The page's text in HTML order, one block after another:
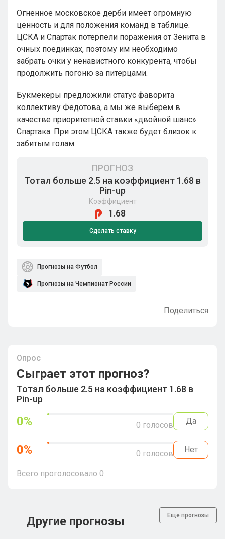
Огненное московское дерби имеет огромную
ценность и для положения команд в таблице.
ЦСКА и Спартак потерпели поражения от Зенита в
очных поединках, поэтому им необходимо
забрать очки у ненавистного конкурента, чтобы
продолжить погоню за питерцами.
Букмекеры предложили статус фаворита
коллективу Федотова, а мы же выберем в
качестве приоритетной ставки «двойной шанс»
Спартака. При этом ЦСКА также будет близок к
забитым голам.
ПРОГНОЗ
Тотал больше 2.5 на коэффициент 1.68 в
Pin-up
Коэффициент
1.68
Сделать ставку
Прогнозы на Футбол
Прогнозы на Чемпионат России
Поделиться
Опрос
Сыграет этот прогноз?
Тотал больше 2.5 на коэффициент 1.68 в
Pin-up
0% 0 голосов Да
0% 0 голосов Нет
Всего проголосовало 0
Другие прогнозы Еще прогнозы